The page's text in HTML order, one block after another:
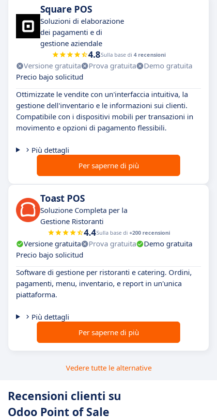
Square POS
Soluzioni di elaborazione
dei pagamenti e di
gestione aziendale
4.8Sulla base di 4 recensioni
Versione gratuita Prova gratuita
Demo gratuita
Precio bajo solicitud
Ottimizzate le vendite con un'interfaccia intuitiva, la
gestione dell'inventario e le informazioni sui clienti.
Compatibile con i dispositivi mobili per transazioni in
movimento e opzioni di pagamento flessibili.
Più dettagli
Per saperne di più
Toast POS
Soluzione Completa per la
Gestione Ristoranti
4.4Sulla base di +200 recensioni
Versione gratuita Prova gratuita
Demo gratuita
Precio bajo solicitud
Software di gestione per ristoranti e catering. Ordini,
pagamenti, menu, inventario, e report in un'unica
piattaforma.
Più dettagli
Per saperne di più
Vedere tutte le alternative
Recensioni clienti su
Odoo Point of Sale